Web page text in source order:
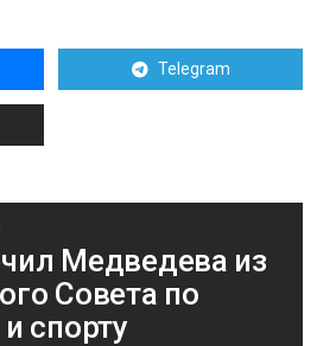
Telegram
Медведева из
Совета по
спорту